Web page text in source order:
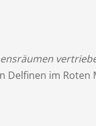
Delfinen im Roten